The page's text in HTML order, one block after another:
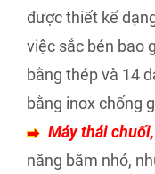
được thiết kế
việc sắc bén bao
bằng thép và 14
bằng inox chống
Máy thái
năng băm nhỏ,